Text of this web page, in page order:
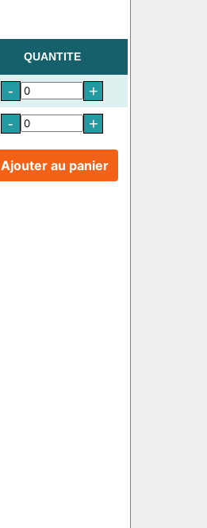
QUANTITE
- +
- +
Ajouter au panier